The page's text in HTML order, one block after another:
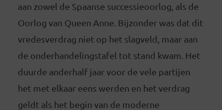
aan zowel de Spaanse successieoorlog, als de
Oorlog van Queen Anne. Bijzonder was dat dit
vredesverdrag niet op het slagveld, maar aan
de onderhandelingstafel tot stand kwam. Het
duurde anderhalf jaar voor de vele partijen
het met elkaar eens werden en het verdrag
geldt als het begin van de moderne